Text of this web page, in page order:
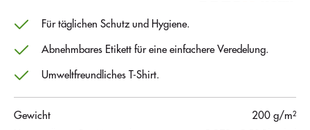
Für täglichen Schutz und Hygiene.
Abnehmbares Etikett für eine einfachere Veredelung.
Umweltfreundliches T-Shirt.
Gewicht
200 g/m²